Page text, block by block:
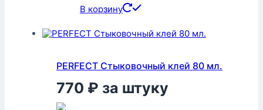
В корзину
PERFECT Стыковочный клей 80 мл.
770 ₽ за штуку